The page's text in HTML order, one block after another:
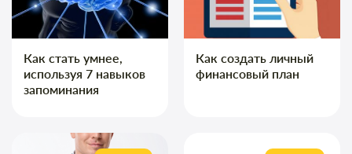
Как стать умнее,
используя 7 навыков
запоминания
Как создать личный
финансовый план